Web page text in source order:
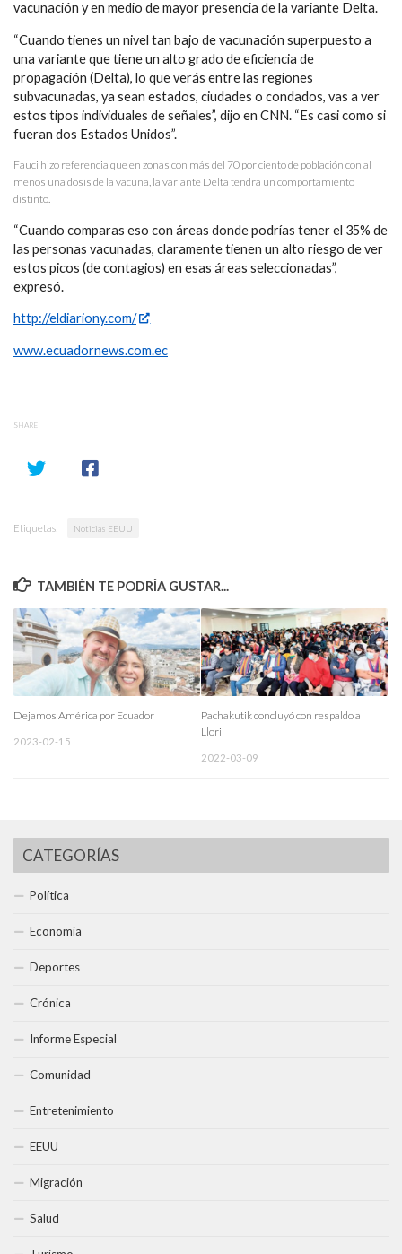
vacunación y en medio de mayor presencia de la variante Delta.
“Cuando tienes un nivel tan bajo de vacunación superpuesto a
una variante que tiene un alto grado de eficiencia de
propagación (Delta), lo que verás entre las regiones
subvacunadas, ya sean estados, ciudades o condados, vas a ver
estos tipos individuales de señales”, dijo en CNN. “Es casi como si
fueran dos Estados Unidos”.
Fauci hizo referencia que en zonas con más del 70 por ciento de población con al
menos una dosis de la vacuna, la variante Delta tendrá un comportamiento
distinto.
“Cuando comparas eso con áreas donde podrías tener el 35% de
las personas vacunadas, claramente tienen un alto riesgo de ver
estos picos (de contagios) en esas áreas seleccionadas”,
expresó.
http://eldiariony.com/
www.ecuadornews.com.ec
SHARE
Etiquetas: Noticias EEUU
TAMBIÉN TE PODRÍA GUSTAR...
Dejamos América por Ecuador
2023-02-15
Pachakutik concluyó con respaldo a
Llori
2022-03-09
CATEGORÍAS
Política
Economía
Deportes
Crónica
Informe Especial
Comunidad
Entretenimiento
EEUU
Migración
Salud